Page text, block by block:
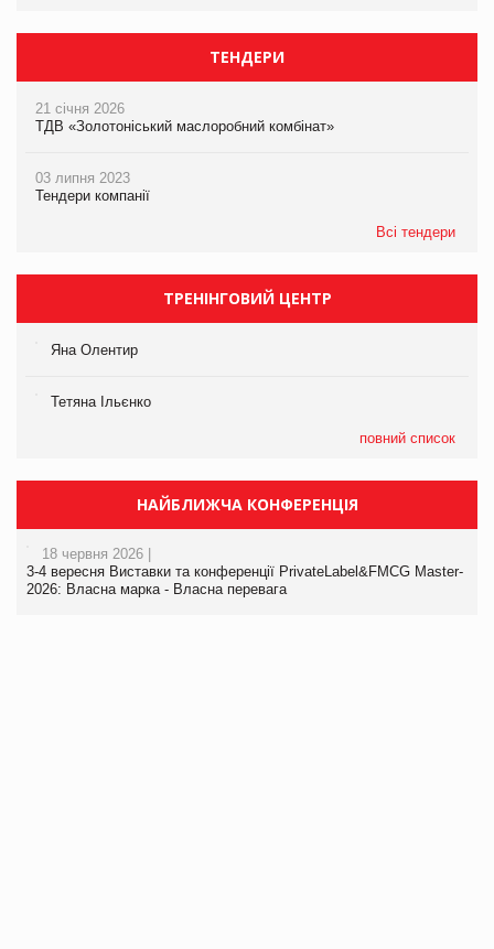
ТЕНДЕРИ
21 січня 2026
ТДВ «Золотоніський маслоробний комбінат»
03 липня 2023
Тендери компанії
Всі тендери
ТРЕНІНГОВИЙ ЦЕНТР
Яна Олентир
Тетяна Ільєнко
повний список
НАЙБЛИЖЧА КОНФЕРЕНЦІЯ
18 червня 2026 |
3-4 вересня Виставки та конференції PrivateLabel&FMCG Master-
2026: Власна марка - Власна перевага